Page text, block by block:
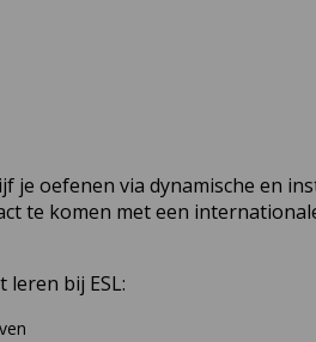
je oefenen via dynamische en
te komen met een
bij ESL: